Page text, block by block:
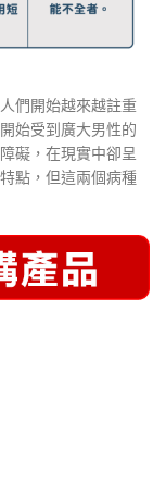
們開始越來越註重
始受到廣大男性的
礙，在現實中卻呈
點，但這兩個病種